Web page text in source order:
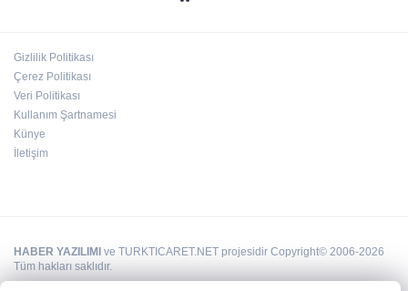
Gizlilik Politikası
Çerez Politikası
Veri Politikası
Kullanım Şartnamesi
Künye
İletişim
HABER YAZILIMI ve TURKTICARET.NET projesidir Copyright© 2006-2026
Tüm hakları saklıdır.